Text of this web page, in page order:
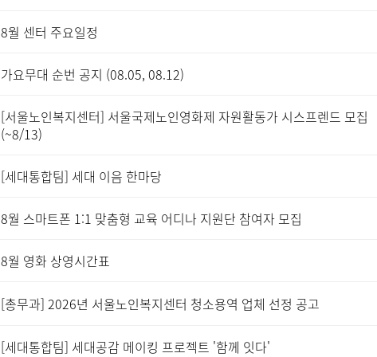
8월 센터 주요일정
가요무대 순번 공지 (08.05, 08.12)
[서울노인복지센터] 서울국제노인영화제 자원활동가 시스프렌드 모집
(~8/13)
[세대통합팀] 세대 이음 한마당
8월 스마트폰 1:1 맞춤형 교육 어디나 지원단 참여자 모집
8월 영화 상영시간표
[총무과] 2026년 서울노인복지센터 청소용역 업체 선정 공고
[세대통합팀] 세대공감 메이킹 프로젝트 '함께 잇다'